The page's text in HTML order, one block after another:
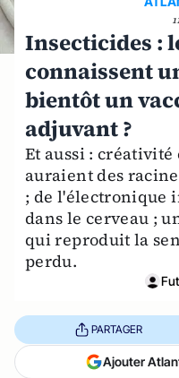
Insecticides :
connaissent
bientôt un
adjuvant ?
Et aussi :
auraient des
; de l'électronique
dans le cerveau ;
qui reproduit la
perdu.
PARTAGER
Ajouter